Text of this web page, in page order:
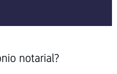
notarial?